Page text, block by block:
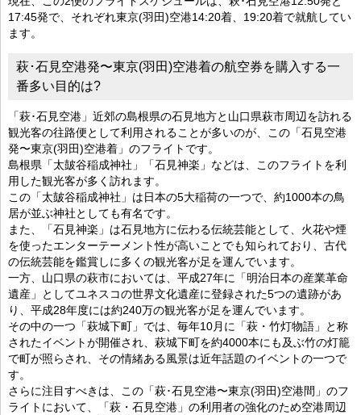
17:45発で、それぞれ東京(羽田)空港14:20着、19:20着で就航してい
ます。
萩･石見空港発〜東京(羽田)空港着の航空券を購入する一
番多い目的は?
「萩･石見空港」近郊の島根県の石見地方と山口県萩市周辺を訪れる
観光客の往路便として利用されることが多いのが、この「石見空港
発〜東京(羽田)空港着」のフライトです。
島根県「太皷谷稲成神社」「石見神楽」などは、このフライトを利
用した観光客が多く訪れます。
この「太皷谷稲成神社」は日本の5大稲荷の一つで、約1000本の鳥
居が並ぶ神社としても有名です。
また、「石見神楽」は石見地方に伝わる伝統芸能として、火花や煙
を使ったエンターテーメント性が高いことでも知られており、古代
の伝統芸能を鑑賞しに多くの観光客が足を運んでいます。
一方、山口県の萩市においては、平成27年に「明治日本の産業革命
遺産」としてユネスコの世界文化遺産に登録された5つの遺跡があ
り、平成28年度には約240万の観光客が足を運んでいます。
その中の一つ「萩城下町」では、毎年10月に「萩・竹灯物語」と称
されたイベントが開催され、萩城下町を約4000本にも及ぶ竹の灯籠
で町が照らされ、その情緒ある風景は近年話題のイベントの一つで
す。
さらに注目すべきは、この「萩･石見空港〜東京(羽田)空港間」のフ
ライトにおいて、「萩・石見空港」の利用者の強化のため空港周辺